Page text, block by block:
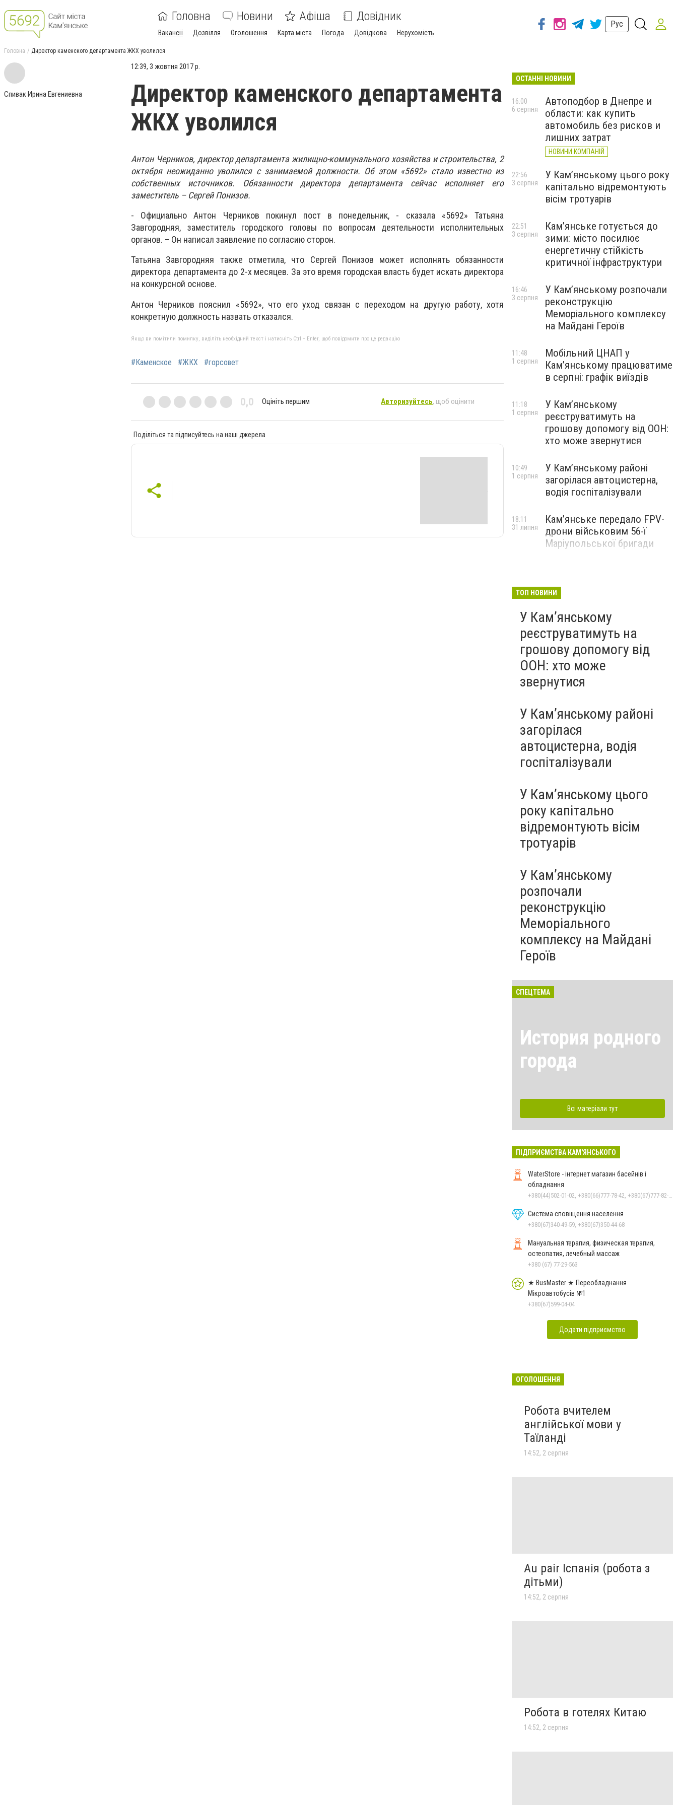
Головна Новини Афіша Довідник
Вакансії Дозвілля Оголошення Карта міста Погода Довідкова Нерухомість
Рус
Головна Директор каменского департамента ЖКХ уволился
Спивак Ирина Евгениевна
12:39, 3 жовтня 2017 р.
Директор каменского департамента
ЖКХ уволился
Антон Черников, директор департамента жилищно-коммунального хозяйства и строительства, 2
октября неожиданно уволился с занимаемой должности. Об этом «5692» стало известно из
собственных источников. Обязанности директора департамента сейчас исполняет его
заместитель – Сергей Понизов.
- Официально Антон Черников покинул пост в понедельник, - сказала «5692» Татьяна
Завгородняя, заместитель городского головы по вопросам деятельности исполнительных
органов. – Он написал заявление по согласию сторон.
Татьяна Завгородняя также отметила, что Сергей Понизов может исполнять обязанности
директора департамента до 2-х месяцев. За это время городская власть будет искать директора
на конкурсной основе.
Антон Черников пояснил «5692», что его уход связан с переходом на другую работу, хотя
конкретную должность назвать отказался.
Якщо ви помітили помилку, виділіть необхідний текст і натисніть Ctrl + Enter, щоб повідомити про це редакцію
#Каменское #ЖКХ #горсовет
0,0 Оцініть першим Авторизуйтесь, щоб оцінити
Поділіться та підписуйтесь на наші джерела
ОСТАННІ НОВИНИ
Автоподбор в Днепре и
области: как купить
автомобиль без рисков и
лишних затрат
НОВИНИ КОМПАНІЙ
16:00
6 серпня
У Кам’янському цього року
капітально відремонтують
вісім тротуарів
22:56
3 серпня
Кам’янське готується до
зими: місто посилює
енергетичну стійкість
критичної інфраструктури
22:51
3 серпня
У Кам’янському розпочали
реконструкцію
Меморіального комплексу
на Майдані Героїв
16:46
3 серпня
Мобільний ЦНАП у
Кам’янському працюватиме
в серпні: графік виїздів
11:48
1 серпня
У Кам’янському
реєструватимуть на
грошову допомогу від ООН:
хто може звернутися
11:18
1 серпня
У Кам’янському районі
загорілася автоцистерна,
водія госпіталізували
10:49
1 серпня
Кам’янське передало FPV-
дрони військовим 56-ї
Маріупольської бригади
18:11
31 липня
ТОП НОВИНИ
У Кам’янському
реєструватимуть на
грошову допомогу від
ООН: хто може
звернутися
У Кам’янському районі
загорілася
автоцистерна, водія
госпіталізували
У Кам’янському цього
року капітально
відремонтують вісім
тротуарів
У Кам’янському
розпочали
реконструкцію
Меморіального
комплексу на Майдані
Героїв
СПЕЦТЕМА
История родного
города
Всі матеріали тут
ПІДПРИЄМСТВА КАМ'ЯНСЬКОГО
WaterStore - інтернет магазин басейнів і
обладнання
Система сповіщення населення
+380(67)340-49-59, +380(67)350-44-68
Мануальная терапия, физическая терапия,
остеопатия, лечебный массаж
+380 (67) 77-29-563
★ BusMaster ★ Переобладнання
Мікроавтобусів №1
+380(67)599-04-04
Додати підприємство
ОГОЛОШЕННЯ
Робота вчителем
англійської мови у
Таїланді
14:52, 2 серпня
Au pair Іспанія (робота з
дітьми)
14:52, 2 серпня
Робота в готелях Китаю
14:52, 2 серпня